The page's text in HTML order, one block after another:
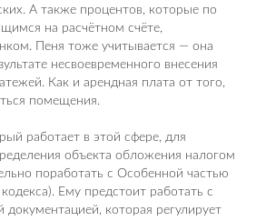
А также процентов, которые по
на расчётном счёте,
Пеня тоже учитывается — она
несвоевременного внесения
Как и арендная плата от того,
помещения.
работает в этой сфере, для
объекта обложения налогом
поработать с Особенной частью
Ему предстоит работать с
документацией, которая регулирует